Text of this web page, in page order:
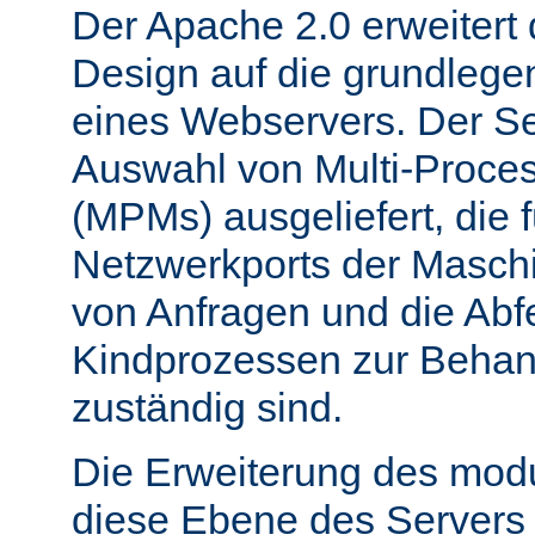
Der Apache 2.0
Design auf die
eines Webservers. Der
Auswahl von Multi-
(MPMs) ausgeliefert, die
Netzwerkports der
von Anfragen und die
Kindprozessen zur
zuständig sind.
Die Erweiterung des
diese Ebene des